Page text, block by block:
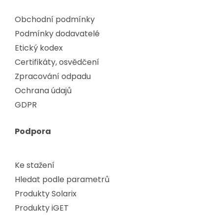
Obchodní podmínky
Podmínky dodavatelé
Etický kodex
Certifikáty, osvědčení
Zpracování odpadu
Ochrana údajů
GDPR
Podpora
Ke stažení
Hledat podle parametrů
Produkty Solarix
Produkty iGET